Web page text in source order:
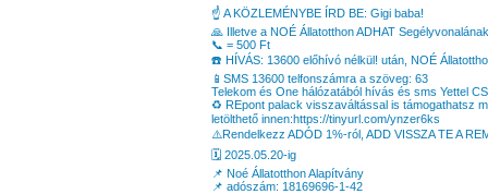
☝️ A KÖZLEMÉNYBE ÍRD BE: Gigi baba!
🙏 Illetve a NOÉ Állatotthon ADHAT
📞 = 500 Ft
☎️ HÍVÁS: 13600 előhívó nélkül! után, NOÉ
📱SMS 13600 telfonszámra a szöveg: 63
Telekom és One hálózatából hívás és sms Yettel
♻️ REpont palack visszaváltással is támogathatsz
letölthető innen:https://tinyurl.com/ynzer6ks
⚠️Rendelkezz ADÓD 1%-ról, ADD VISSZA TE A
🗓️ 2025.05.20-ig
📌 Noé Állatotthon Alapítvány
📌 adószám: 18169696-1-42